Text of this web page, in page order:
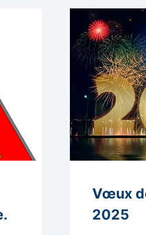
Vœux
2025